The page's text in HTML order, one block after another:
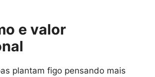
e valor
plantam figo pensando mais